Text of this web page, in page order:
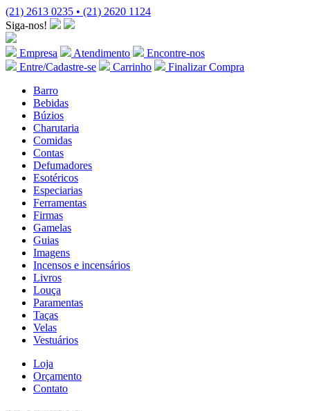
(21) 2613 0235 • (21) 2620 1124
Siga-nos!
Empresa Atendimento
Encontre-nos
Entre/Cadastre-se
Carrinho
Finalizar Compra
Barro
Bebidas
Búzios
Charutaria
Comidas
Contas
Defumadores
Esotéricos
Especiarias
Ferramentas
Firmas
Gamelas
Guias
Imagens
Incensos e incensários
Livros
Louça
Paramentas
Taças
Velas
Vestuários
Loja
Orçamento
Contato